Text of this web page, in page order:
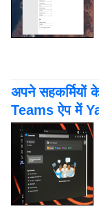
अपने
Teams ऐप में